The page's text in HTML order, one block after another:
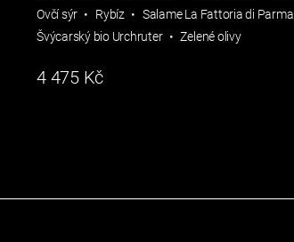
Ovčí sýr
Rybíz
Salame La Fattoria di Parma
Švýcarský bio Urchruter
Zelené olivy
4 475 Kč